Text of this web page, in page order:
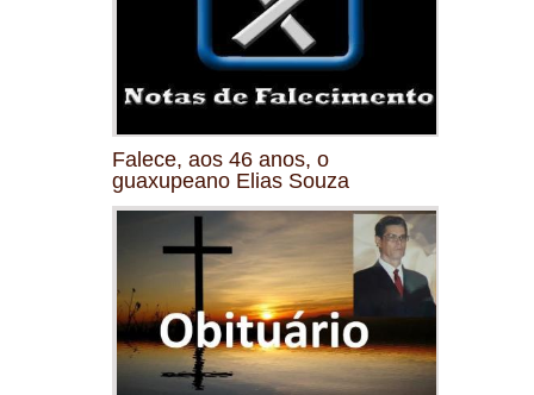
Falece, aos 46 anos, o
guaxupeano Elias Souza